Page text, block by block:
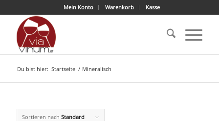
Mein Konto Warenkorb Kasse
Du bist hier: Startseite / Mineralisch
Sortieren nach Standard